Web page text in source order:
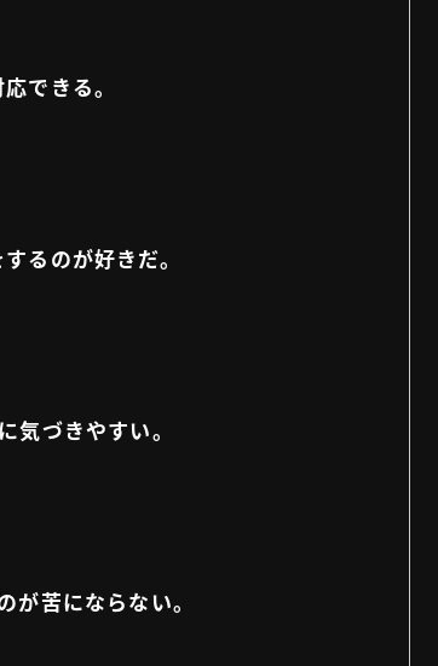
できる。
るのが好きだ。
気づきやすい。
が苦にならない。